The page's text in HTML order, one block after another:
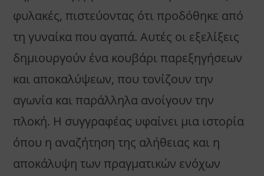
φυλακές, πιστεύοντας ότι προδόθηκε από
τη γυναίκα που αγαπά. Αυτές οι εξελίξεις
δημιουργούν ένα κουβάρι παρεξηγήσεων
και αποκαλύψεων, που τονίζουν την
αγωνία και παράλληλα ανοίγουν την
πλοκή. Η συγγραφέας υφαίνει μια ιστορία
όπου η αναζήτηση της αλήθειας και η
αποκάλυψη των πραγματικών ενόχων